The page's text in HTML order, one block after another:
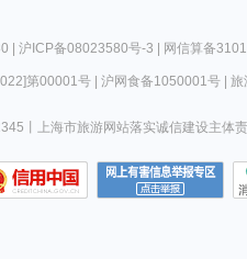
| 沪ICP备08023580号-3 | 网信算备
第00001号| 沪网食备1050001号| 旅
上海市旅游网站落实诚信建设主体